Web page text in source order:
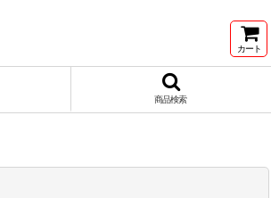
カート
商品検索